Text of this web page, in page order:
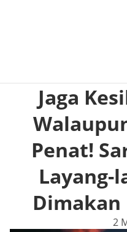
Jaga
Penat!
Layang-
Dimakan
2